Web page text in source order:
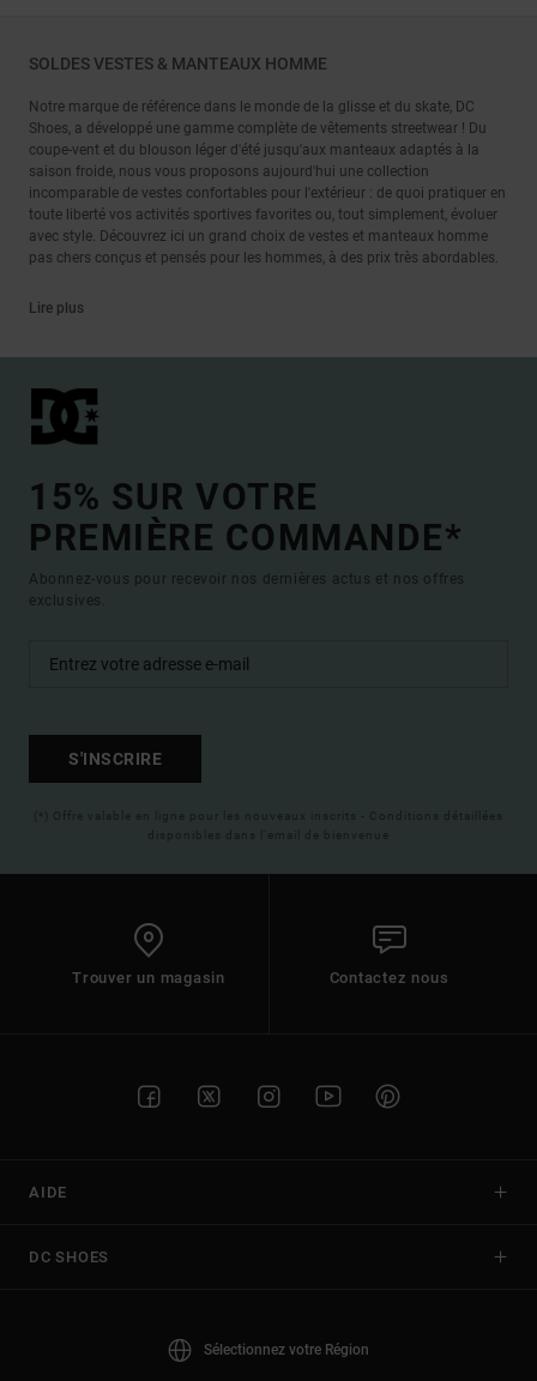
SOLDES VESTES & MANTEAUX HOMME
Notre marque de référence dans le monde de la glisse et du skate, DC
Shoes, a développé une gamme complète de vêtements streetwear ! Du
coupe-vent et du blouson léger d'été jusqu'aux manteaux adaptés à la
saison froide, nous vous proposons aujourd'hui une collection
incomparable de vestes confortables pour l'extérieur : de quoi pratiquer en
toute liberté vos activités sportives favorites ou, tout simplement, évoluer
avec style. Découvrez ici un grand choix de vestes et manteaux homme
pas chers conçus et pensés pour les hommes, à des prix très abordables.
Lire plus
15% SUR VOTRE
PREMIÈRE COMMANDE*
Abonnez-vous pour recevoir nos dernières actus et nos offres
exclusives.
S'INSCRIRE
(*) Offre valable en ligne pour les nouveaux inscrits - Conditions détaillées
disponibles dans l'email de bienvenue
Trouver un magasin Contactez nous
AIDE
DC SHOES
Sélectionnez votre Région